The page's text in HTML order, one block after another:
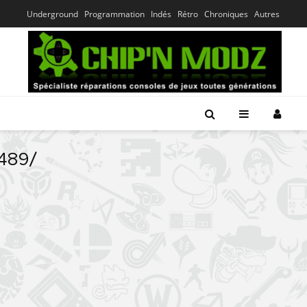
Underground Programmation Indés Rétro Chroniques Autres